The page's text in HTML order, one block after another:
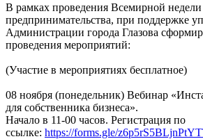
В рамках проведения Всемирной недели
предпринимательства, при поддержке
Администрации города Глазова
проведения мероприятий:
(Участие в мероприятиях бесплатное)
08 ноября (понедельник) Вебинар
для собственника бизнеса».
Начало в 11-00 часов. Регистрация по
ссылке: https://forms.gle/